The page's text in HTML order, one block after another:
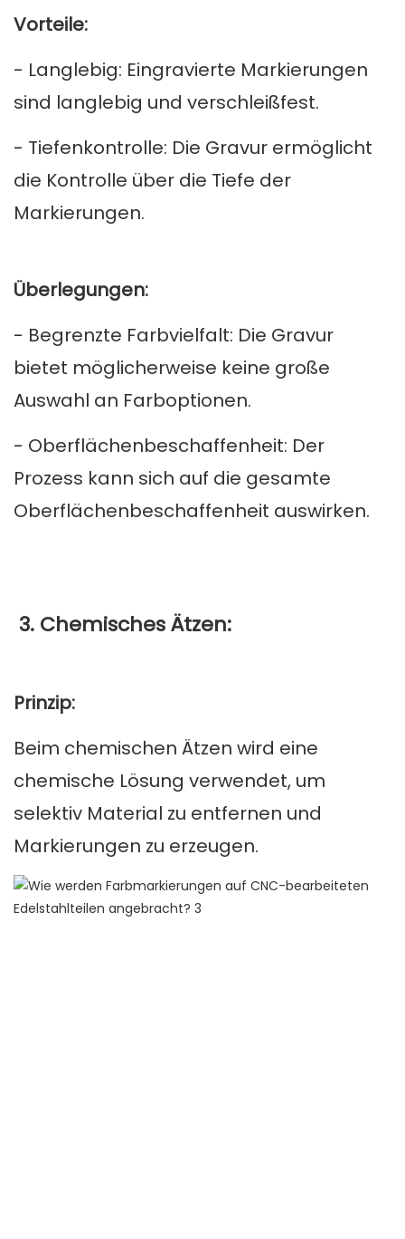
Vorteile:
- Langlebig: Eingravierte Markierungen
sind langlebig und verschleißfest.
- Tiefenkontrolle: Die Gravur ermöglicht
die Kontrolle über die Tiefe der
Markierungen.
Überlegungen:
- Begrenzte Farbvielfalt: Die Gravur
bietet möglicherweise keine große
Auswahl an Farboptionen.
- Oberflächenbeschaffenheit: Der
Prozess kann sich auf die gesamte
Oberflächenbeschaffenheit auswirken.
3. Chemisches Ätzen:
Prinzip:
Beim chemischen Ätzen wird eine
chemische Lösung verwendet, um
selektiv Material zu entfernen und
Markierungen zu erzeugen.